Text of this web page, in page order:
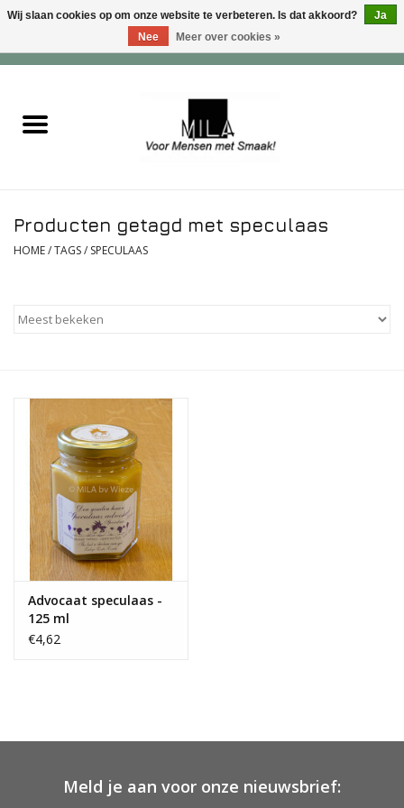
Zoet
OUTLET ! Geboorte,
huwelijk, communie,
lentefeest, ...
MOEDERDAG 2026
Producten getagd met speculaas
HOME/TAGS/ SPECULAAS
Advocaat speculaas -
125 ml
€4,62
Meld je aan voor onze nieuwsbrief:
Wij slaan cookies op om onze website te verbeteren. Is dat akkoord?
Ja
Nee
Meer over cookies »